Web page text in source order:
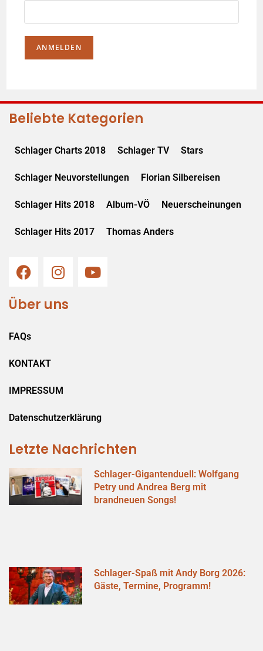
Beliebte Kategorien
Schlager Charts 2018 Schlager TV Stars
Schlager Neuvorstellungen Florian Silbereisen
Schlager Hits 2018 Album-VÖ Neuerscheinungen
Schlager Hits 2017 Thomas Anders
Über uns
FAQs
KONTAKT
IMPRESSUM
Datenschutzerklärung
Letzte Nachrichten
Schlager-Gigantenduell: Wolfgang
Petry und Andrea Berg mit
brandneuen Songs!
Schlager-Spaß mit Andy Borg 2026:
Gäste, Termine, Programm!